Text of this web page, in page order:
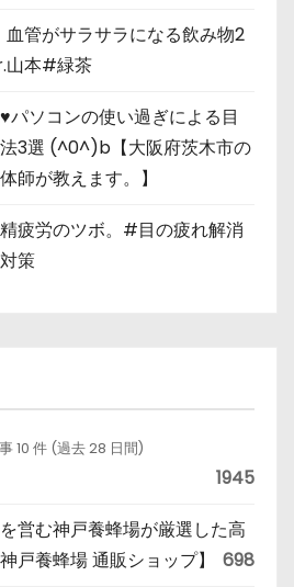
血管がサラサラになる飲み物2
山本#緑茶
パソコンの使い過ぎによる目
3選 (^0^)b【大阪府茨木市の
師が教えます。】
疲労のツボ。#目の疲れ解消
策
10 件 (過去 28 日間)
1945
営む神戸養蜂場が厳選した高
戸養蜂場 通販ショップ】
698